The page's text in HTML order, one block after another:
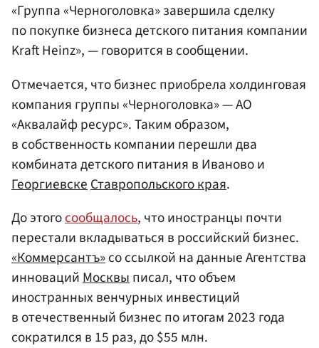
«Группа «Черноголовка» завершила сделку
по покупке бизнеса детского питания компании
Kraft Heinz», — говорится в сообщении.
Отмечается, что бизнес приобрела холдинговая
компания группы «Черноголовка» — АО
«Аквалайф ресурс». Таким образом,
в собственность компании перешли два
комбината детского питания в Иваново и
Георгиевске Ставропольского края.
До этогосообщалось, что иностранцы почти
перестали вкладываться в российский бизнес.
«Коммерсантъ»со ссылкой на данные Агентства
инновацийМосквыписал, что объем
иностранных венчурных инвестиций
в отечественный бизнес по итогам 2023 года
сократился в 15 раз, до $55 млн.